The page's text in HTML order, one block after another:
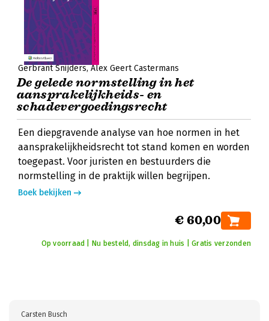
Gerbrant Snijders Alex Geert Castermans
De gelede normstelling in het
aansprakelijkheids- en
schadevergoedingsrecht
Een diepgravende analyse van hoe normen in het
aansprakelijkheidsrecht tot stand komen en worden
toegepast. Voor juristen en bestuurders die
normstelling in de praktijk willen begrijpen.
Boek bekijken
€ 60,00
Op voorraad | Nu besteld, dinsdag in huis | Gratis verzonden
Carsten Busch